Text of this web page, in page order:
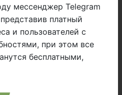
мессенджер Telegram
платный
и пользователей с
при этом все
бесплатными,